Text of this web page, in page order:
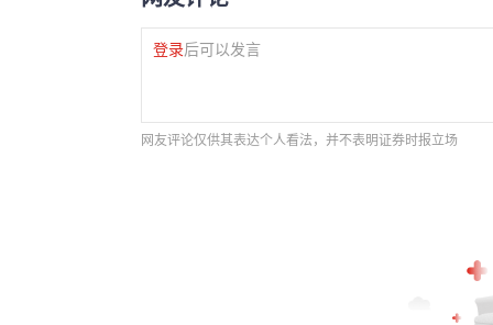
登录后可以发言
网友评论仅供其表达个人看法，并不表明证券时报立场